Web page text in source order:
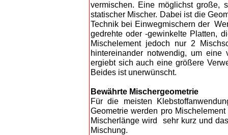
vermischen. Eine möglichst große,
statischer Mischer. Dabei ist die
Technik bei Einwegmischern der
gedrehte oder -gewinkelte Platten,
Mischelement jedoch nur 2
hintereinander notwendig, um
ergiebt sich auch eine größere
Beides ist unerwünscht.
Bewährte Mischergeometrie
Für die meisten
Geometrie werden pro
Mischerlänge wird sehr kurz und
Mischung.